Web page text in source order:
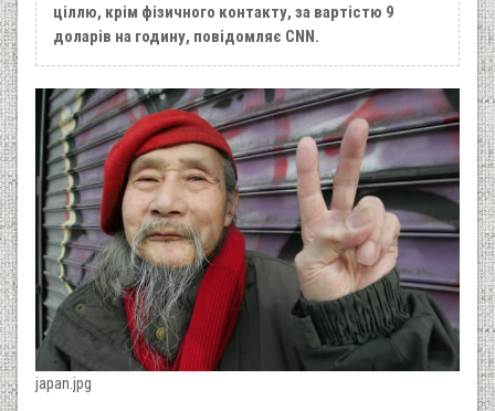
ціллю, крім фізичного контакту, за вартістю 9
доларів на годину, повідомляє CNN.
japan.jpg